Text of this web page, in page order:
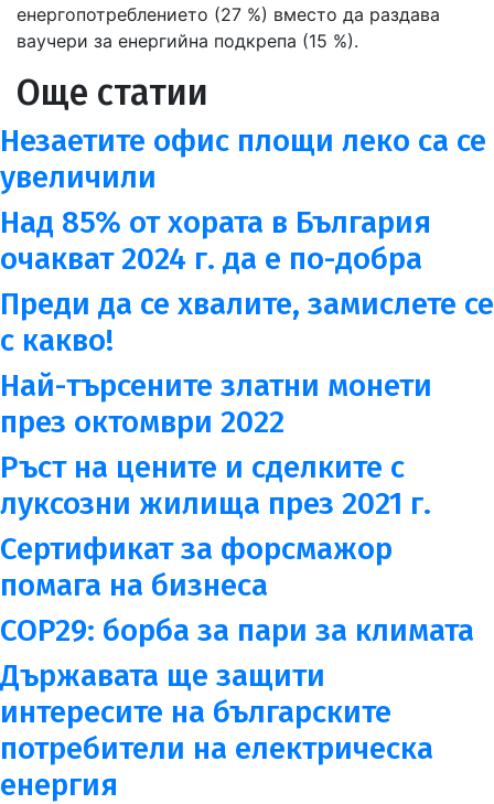
енергопотреблението (27 %) вместо да раздава
ваучери за енергийна подкрепа (15 %).
Още статии
Незаетите офис площи леко са се
увеличили
Над 85% от хората в България
очакват 2024 г. да е по-добра
Преди да се хвалите, замислете се
с какво!
Най-търсените златни монети
през октомври 2022
Ръст на цените и сделките с
луксозни жилища през 2021 г.
Сертификат за форсмажор
помага на бизнеса
COP29: борба за пари за климата
Държавата ще защити
интересите на българските
потребители на електрическа
енергия